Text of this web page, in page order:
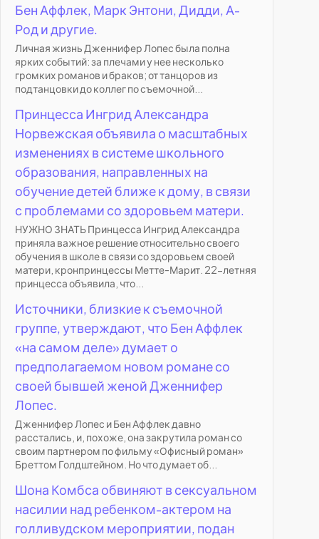
Бен Аффлек, Марк Энтони, Дидди, А-
Род и другие.
Личная жизнь Дженнифер Лопес была полна
ярких событий: за плечами у нее несколько
громких романов и браков; от танцоров из
подтанцовки до коллег по съемочной...
Принцесса Ингрид Александра
Норвежская объявила о масштабных
изменениях в системе школьного
образования, направленных на
обучение детей ближе к дому, в связи
с проблемами со здоровьем матери.
НУЖНО ЗНАТЬ Принцесса Ингрид Александра
приняла важное решение относительно своего
обучения в школе в связи со здоровьем своей
матери, кронпринцессы Метте-Марит. 22-летняя
принцесса объявила, что...
Источники, близкие к съемочной
группе, утверждают, что Бен Аффлек
«на самом деле» думает о
предполагаемом новом романе со
своей бывшей женой Дженнифер
Лопес.
Дженнифер Лопес и Бен Аффлек давно
расстались, и, похоже, она закрутила роман со
своим партнером по фильму «Офисный роман»
Бреттом Голдштейном. Но что думает об...
Шона Комбса обвиняют в сексуальном
насилии над ребенком-актером на
голливудском мероприятии, подан